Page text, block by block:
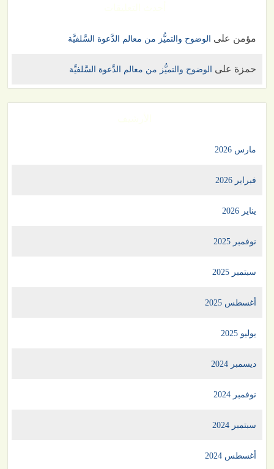
مؤمن على الوضوح والتميُّز من معالم الدَّعوة السَّلفيَّة
حمزة على الوضوح والتميُّز من معالم الدَّعوة السَّلفيَّة
مارس 2026
فبراير 2026
يناير 2026
نوفمبر 2025
سبتمبر 2025
أغسطس 2025
يوليو 2025
ديسمبر 2024
نوفمبر 2024
سبتمبر 2024
أغسطس 2024